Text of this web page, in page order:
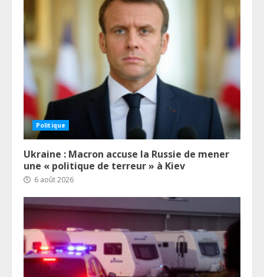
Politique
Ukraine : Macron accuse la Russie de mener
une « politique de terreur » à Kiev
6 août 2026